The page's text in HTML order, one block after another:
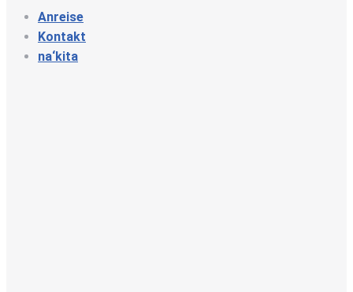
Anreise
Kontakt
na‘kita